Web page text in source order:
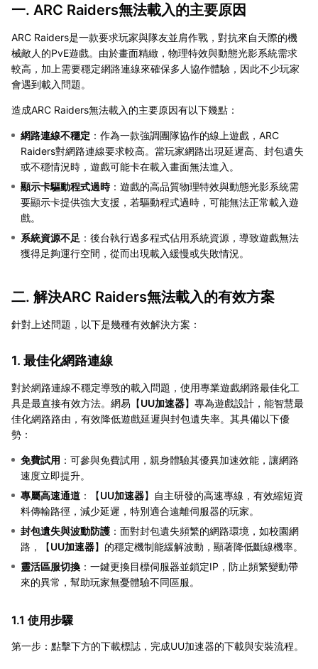
一. ARC Raiders無法載入的主要原因
ARC Raiders是一款要求玩家與隊友並肩作戰，對抗來自天際的機
械敵人的PvE遊戲。由於畫面精緻，物理特效與動態光影系統需求
較高，加上需要穩定網路連線來確保多人協作體驗，因此不少玩家
會遇到載入問題。
造成ARC Raiders無法載入的主要原因有以下幾點：
網路連線不穩定 ：作為一款強調團隊協作的線上遊戲，ARC
Raiders對網路連線要求較高。當玩家網路出現延遲高、封包遺失
或不穩情況時，遊戲可能卡在載入畫面無法進入。
顯示卡驅動程式過時：遊戲的高品質物理特效與動態光影系統需
要顯示卡提供強大支援，若驅動程式過時，可能無法正常載入遊
戲。
系統資源不足 ：後台執行過多程式佔用系統資源，導致遊戲無法
獲得足夠運行空間，從而出現載入緩慢或失敗情況。
二. 解決ARC Raiders無法載入的有效方案
針對上述問題，以下是幾種有效解決方案：
1. 最佳化網路連線
對於網路連線不穩定導致的載入問題，使用專業遊戲網路最佳化工
具是最直接有效方法。網易【UU加速器】專為遊戲設計，能智慧最
佳化網路路由，有效降低遊戲延遲與封包遺失率。其具備以下優
勢：
免費試用 ：可參與免費試用，親身體驗其優異加速效能，讓網路
速度立即提升。
專屬高速通道 ：【UU加速器】自主研發的高速專線，有效縮短資
料傳輸路徑，減少延遲，特別適合遠離伺服器的玩家。
封包遺失與波動防護 ：面對封包遺失頻繁的網路環境，如校園網
路，【UU加速器】的穩定機制能緩解波動，顯著降低斷線機率。
靈活區服切換 ：一鍵更換目標伺服器並鎖定IP，防止頻繁變動帶
來的異常，幫助玩家無憂體驗不同區服。
1.1 使用步驟
第一步：點擊下方的下載標誌，完成UU加速器的下載與安裝流程。